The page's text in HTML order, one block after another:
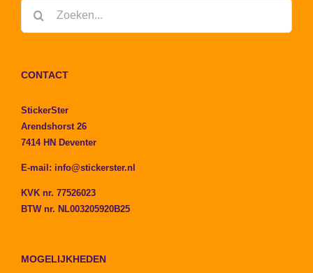
naar:
CONTACT
StickerSter
Arendshorst 26
7414 HN Deventer
E-mail: info@stickerster.nl
KVK nr. 77526023
BTW nr. NL003205920B25
MOGELIJKHEDEN